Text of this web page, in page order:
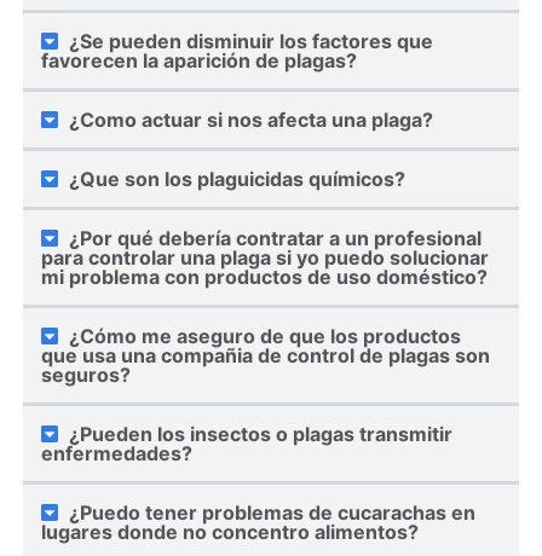
¿Se pueden disminuir los factores que
favorecen la aparición de plagas?
¿Como actuar si nos afecta una plaga?
¿Que son los plaguicidas químicos?
¿Por qué debería contratar a un profesional
para controlar una plaga si yo puedo solucionar
mi problema con productos de uso doméstico?
¿Cómo me aseguro de que los productos
que usa una compañia de control de plagas son
seguros?
¿Pueden los insectos o plagas transmitir
enfermedades?
¿Puedo tener problemas de cucarachas en
lugares donde no concentro alimentos?